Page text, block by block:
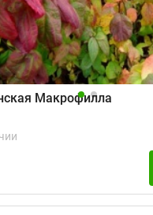
Макрофилла